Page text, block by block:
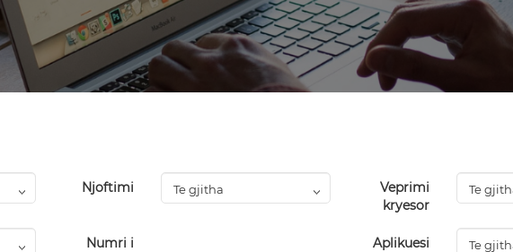
Njoftimi
Veprimi
kryesor
Numri i
Aplikuesi